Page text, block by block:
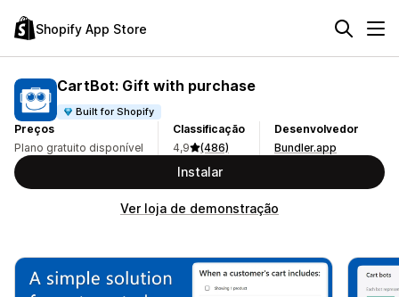
Shopify App Store
CartBot: Gift with purchase
Built for Shopify
Preços
Plano gratuito disponível
Classificação
4,9
(486)
Desenvolvedor
Bundler.app
Instalar
Ver loja de demonstração